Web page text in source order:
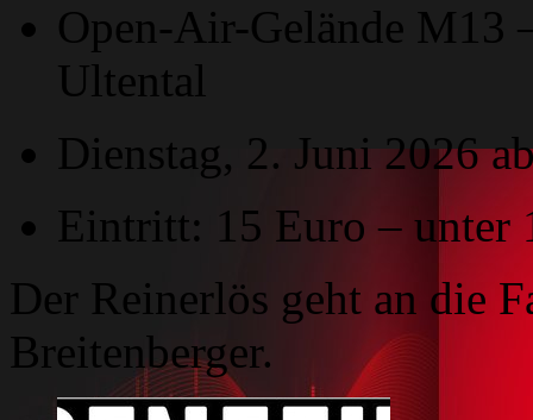
Open-Air-Gelände M13
Ultental
Dienstag, 2. Juni 2026
Eintritt: 15 Euro – unter
Der Reinerlös geht an die
Breitenberger.